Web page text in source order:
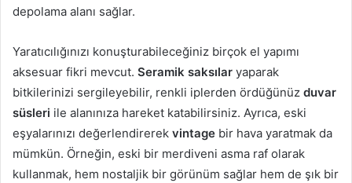
depolama alanı sağlar.
Yaratıcılığınızı konuşturabileceğiniz birçok el yapımı
aksesuar fikri mevcut. Seramik saksılar yaparak
bitkilerinizi sergileyebilir, renkli iplerden ördüğünüz duvar
süsleri ile alanınıza hareket katabilirsiniz. Ayrıca, eski
eşyalarınızı değerlendirerek vintage bir hava yaratmak da
mümkün. Örneğin, eski bir merdiveni asma raf olarak
kullanmak, hem nostaljik bir görünüm sağlar hem de şık bir